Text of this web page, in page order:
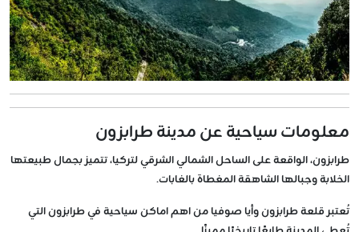
معلومات سياحية عن مدينة طرابزون
طرابزون، الواقعة على الساحل الشمالي الشرقي لتركيا، تتميز بجمال طبيعتها
الخلابة وجبالها الشاهقة المغطاة بالغابات.
تُعتبر قلعة طرابزون وأيا صوفيا من اهم اماكن سياحية في طرابزون التي